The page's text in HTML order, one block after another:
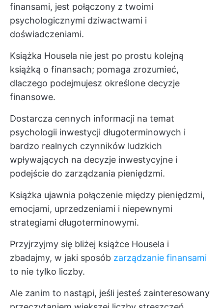
finansami, jest połączony z twoimi
psychologicznymi dziwactwami i
doświadczeniami.
Książka Housela nie jest po prostu kolejną
książką o finansach; pomaga zrozumieć,
dlaczego podejmujesz określone decyzje
finansowe.
Dostarcza cennych informacji na temat
psychologii inwestycji długoterminowych i
bardzo realnych czynników ludzkich
wpływających na decyzje inwestycyjne i
podejście do zarządzania pieniędzmi.
Książka ujawnia połączenie między pieniędzmi,
emocjami, uprzedzeniami i niepewnymi
strategiami długoterminowymi.
Przyjrzyjmy się bliżej książce Housela i
zbadajmy, w jaki sposób zarządzanie finansami
to nie tylko liczby.
Ale zanim to nastąpi, jeśli jesteś zainteresowany